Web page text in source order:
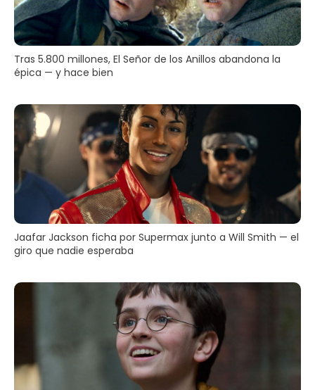
Tras 5.800 millones, El Señor de los Anillos abandona la
épica — y hace bien
Jaafar Jackson ficha por Supermax junto a Will Smith — el
giro que nadie esperaba